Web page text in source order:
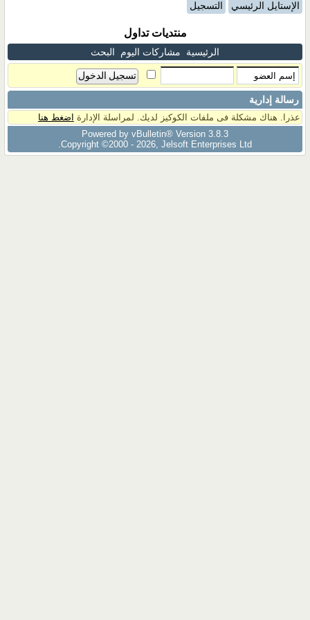
الإستايل الرئيسي التسجيل
منتديات تداول
الرئيسية مشاركات اليوم البحث
رسالة إدارية
عذرا. هناك مشكلة فى ملفات الكوكيز لديك. لمراسلة الإدارة اضغط هنا
Powered by vBulletin® Version 3.8.3
Copyright ©2000 - 2026, Jelsoft Enterprises Ltd.